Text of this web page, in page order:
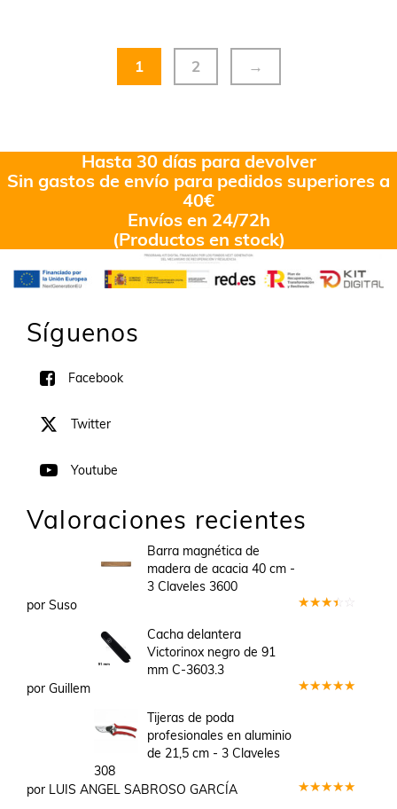
1 2 →
Hasta 30 días para devolver
Sin gastos de envío para pedidos superiores a
40€
Envíos en 24/72h
(Productos en stock)
Síguenos
Facebook
Twitter
Youtube
Valoraciones recientes
Barra magnética de
madera de acacia 40 cm -
3 Claveles 3600
por Suso
Cacha delantera
Victorinox negro de 91
mm C-3603.3
por Guillem
Tijeras de poda
profesionales en aluminio
de 21,5 cm - 3 Claveles
308
por LUIS ANGEL SABROSO GARCÍA